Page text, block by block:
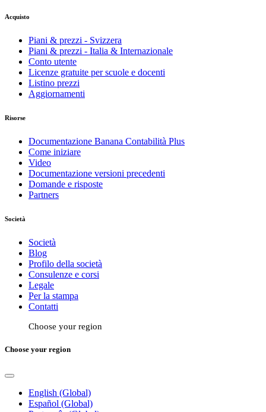
Acquisto
Piani & prezzi - Svizzera
Piani & prezzi - Italia & Internazionale
Conto utente
Licenze gratuite per scuole e docenti
Listino prezzi
Aggiornamenti
Risorse
Documentazione Banana Contabilità Plus
Come iniziare
Video
Documentazione versioni precedenti
Domande e risposte
Partners
Società
Società
Blog
Profilo della società
Consulenze e corsi
Legale
Per la stampa
Contatti
Choose your region
Choose your region
English (Global)
Español (Global)